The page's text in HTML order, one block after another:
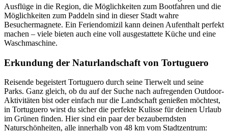
Ausflüge in die Region, die Möglichkeiten zum Bootfahren und die
Möglichkeiten zum Paddeln sind in dieser Stadt wahre
Besuchermagnete. Ein Feriendomizil kann deinen Aufenthalt perfekt
machen – viele bieten auch eine voll ausgestattete Küche und eine
Waschmaschine.
Erkundung der Naturlandschaft von Tortuguero
Reisende begeistert Tortuguero durch seine Tierwelt und seine
Parks. Ganz gleich, ob du auf der Suche nach aufregenden Outdoor-
Aktivitäten bist oder einfach nur die Landschaft genießen möchtest,
in Tortuguero wirst du sicher die perfekte Kulisse für deinen Urlaub
im Grünen finden. Hier sind ein paar der bezauberndsten
Naturschönheiten, alle innerhalb von 48 km vom Stadtzentrum: